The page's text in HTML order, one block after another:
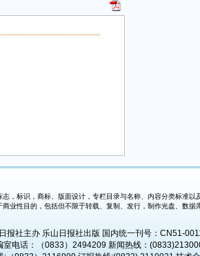
标识，商标、版面设计，专栏目录与名称、内容分类标准以
业性目的，包括但不限于转载、复制、发行，制作光盘、数
报社主办 乐山日报社出版 国内统一刊号：CN51-
室电话：（0833）2494209 新闻热线：